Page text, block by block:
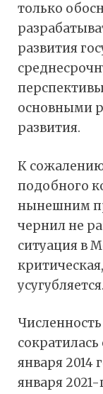
только
развития
основными
развития.
К
подобного
нынешним
чернил не
ситуация в
усугубляется.
января 2014
января